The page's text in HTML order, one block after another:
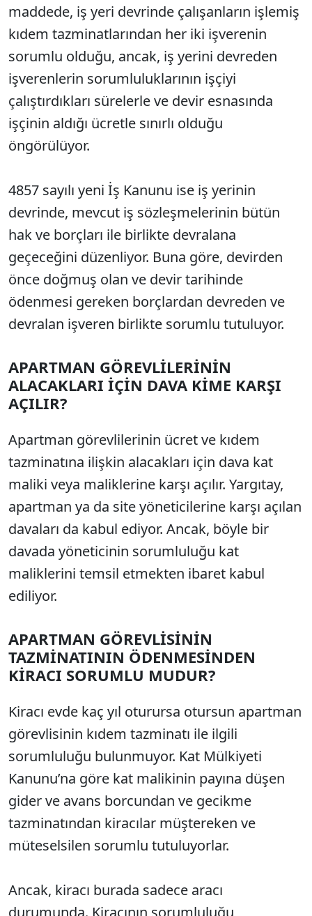
maddede, iş yeri devrinde çalışanların işlemiş
kıdem tazminatlarından her iki işverenin
sorumlu olduğu, ancak, iş yerini devreden
işverenlerin sorumluluklarının işçiyi
çalıştırdıkları sürelerle ve devir esnasında
işçinin aldığı ücretle sınırlı olduğu
öngörülüyor.
4857 sayılı yeni İş Kanunu ise iş yerinin
devrinde, mevcut iş sözleşmelerinin bütün
hak ve borçları ile birlikte devralana
geçeceğini düzenliyor. Buna göre, devirden
önce doğmuş olan ve devir tarihinde
ödenmesi gereken borçlardan devreden ve
devralan işveren birlikte sorumlu tutuluyor.
APARTMAN GÖREVLİLERİNİN
ALACAKLARI İÇİN DAVA KİME KARŞI
AÇILIR?
Apartman görevlilerinin ücret ve kıdem
tazminatına ilişkin alacakları için dava kat
maliki veya maliklerine karşı açılır. Yargıtay,
apartman ya da site yöneticilerine karşı açılan
davaları da kabul ediyor. Ancak, böyle bir
davada yöneticinin sorumluluğu kat
maliklerini temsil etmekten ibaret kabul
ediliyor.
APARTMAN GÖREVLİSİNİN
TAZMİNATININ ÖDENMESİNDEN
KİRACI SORUMLU MUDUR?
Kiracı evde kaç yıl oturursa otursun apartman
görevlisinin kıdem tazminatı ile ilgili
sorumluluğu bulunmuyor. Kat Mülkiyeti
Kanunu’na göre kat malikinin payına düşen
gider ve avans borcundan ve gecikme
tazminatından kiracılar müştereken ve
müteselsilen sorumlu tutuluyorlar.
Ancak, kiracı burada sadece aracı